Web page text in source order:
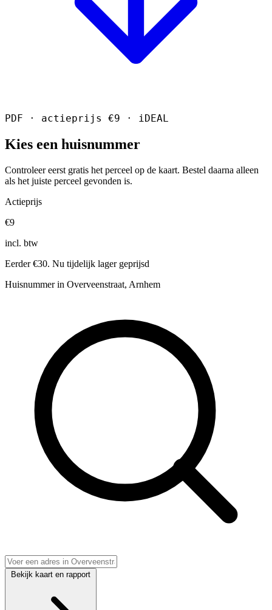
PDF · actieprijs €9 · iDEAL
Kies een huisnummer
Controleer eerst gratis het perceel op de kaart. Bestel daarna alleen
als het juiste perceel gevonden is.
Actieprijs
€9
incl. btw
Eerder €30. Nu tijdelijk lager geprijsd
Huisnummer in Overveenstraat, Arnhem
Bekijk kaart en rapport